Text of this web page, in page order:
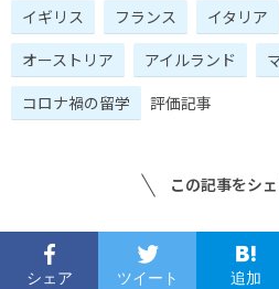
イギリス
フランス イタリア
オーストリア
アイルランド
コロナ禍の留学
評価記事
この記事をシ
シェア ツイート 追加